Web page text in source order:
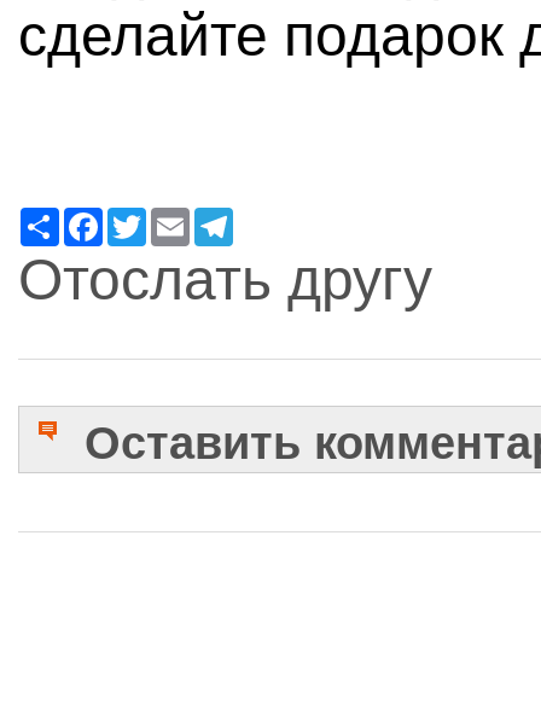
сделайте подарок
Ресурс
Facebook
Twitter
Email
Отослать другу
Оставить
Имя